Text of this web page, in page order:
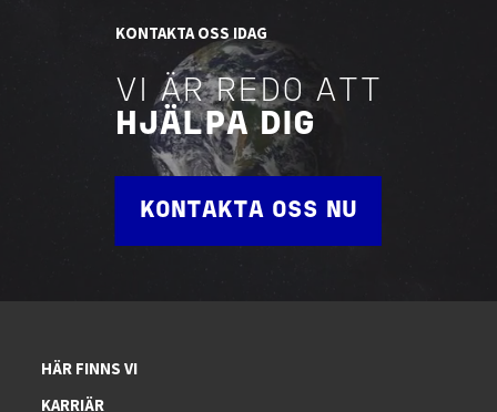
KONTAKTA OSS IDAG
VI ÄR REDO ATT
HJÄLPA DIG
KONTAKTA OSS NU
HÄR FINNS VI
KARRIÄR